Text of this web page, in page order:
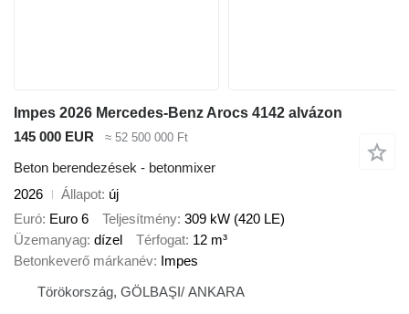
Impes 2026 Mercedes-Benz Arocs 4142 alvázon
145 000 EUR
≈ 52 500 000 Ft
Beton berendezések - betonmixer
2026
Állapot új
Euró Euro 6 Teljesítmény 309 kW (420 LE)
Üzemanyag dízel Térfogat 12 m³
Betonkeverő márkanév Impes
Törökország, GÖLBAŞI/ ANKARA